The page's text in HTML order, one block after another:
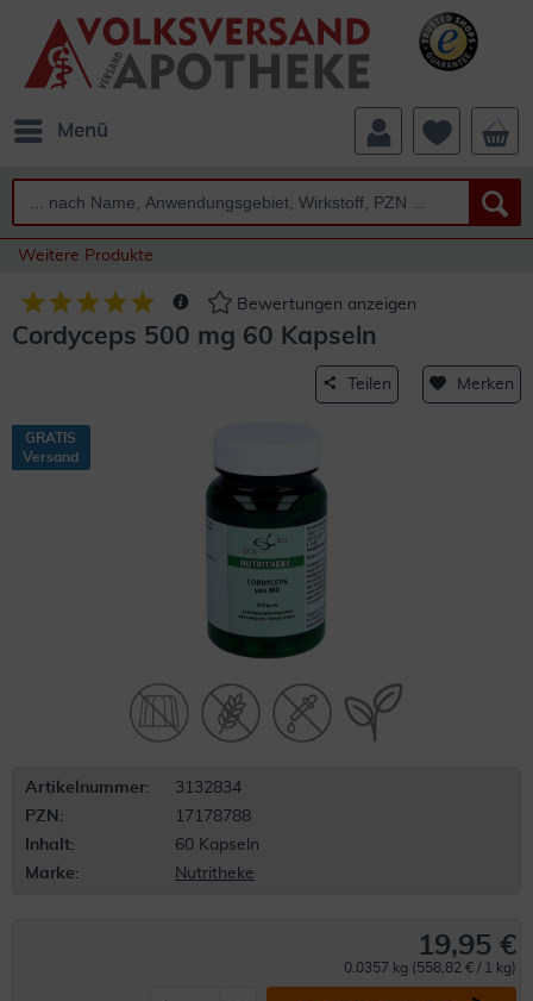
Menü
Weitere Produkte
Bewertungen anzeigen
Cordyceps 500 mg 60 Kapseln
Teilen Merken
GRATIS
Versand
Artikelnummer:
3132834
PZN:
17178788
Inhalt:
60 Kapseln
Marke:
Nutritheke
19,95 €
0.0357 kg (558,82 € / 1 kg)